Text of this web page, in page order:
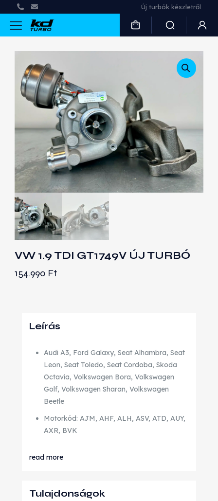
Használt és felújított turbók
VW 1.9 TDI GT1749V ÚJ TURBÓ
154.990 Ft
Leírás
Audi A3, Ford Galaxy, Seat Alhambra, Seat
Leon, Seat Toledo, Seat Cordoba, Skoda
Octavia, Volkswagen Bora, Volkswagen
Golf, Volkswagen Sharan, Volkswagen
Beetle
Motorkód: AJM, AHF, ALH, ASV, ATD, AUY,
AXR, BVK
read more
Tulajdonságok